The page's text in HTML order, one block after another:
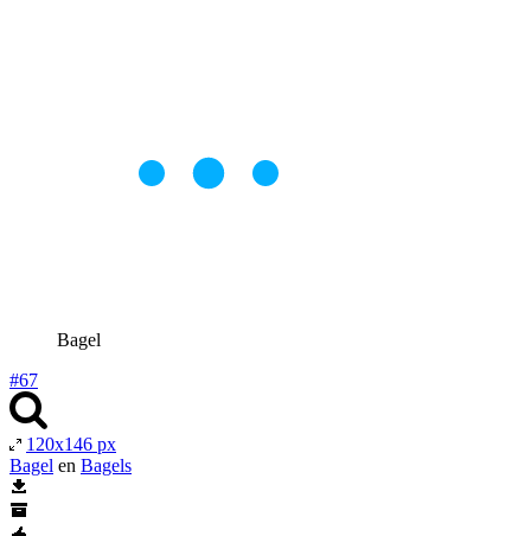
Bagel
#67
120x146 px
Bagel en Bagels